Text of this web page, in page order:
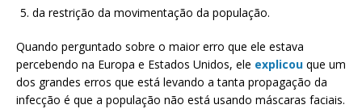
da restrição da movimentação da população.
Quando perguntado sobre o maior erro que ele estava
percebendo na Europa e Estados Unidos, ele explicou que um
dos grandes erros que está levando a tanta propagação da
infecção é que a população não está usando máscaras faciais.